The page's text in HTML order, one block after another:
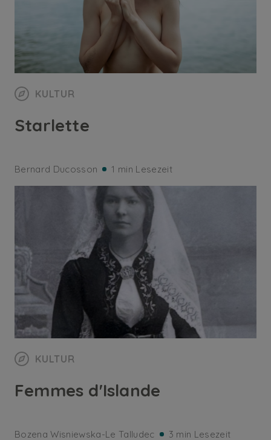
KULTUR
Starlette
Bernard Ducosson 1 min Lesezeit
KULTUR
Femmes d'Islande
Bozena Wisniewska-Le Talludec 3 min Lesezeit